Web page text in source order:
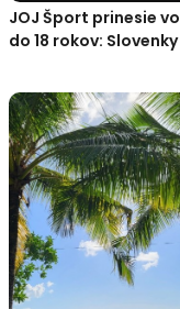
JOJ Šport prinesie
do 18 rokov: